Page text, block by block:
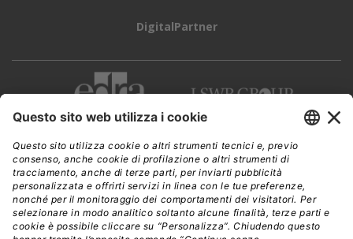
DigitalPartner
CWI è una testata giornalistica diEdra Edizioni s.r.l.
Direzione, amministrazione, redazione, pubblicità
Viale Enrico Forlanini 21 - 20134 Milano
Tel. +39 02 881841
C.F./P IVA 13002100157
www.edraedizioni.it|Privacy